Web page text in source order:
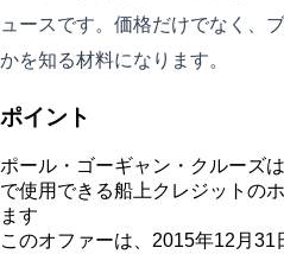
ュースです。価格だけでなく、
かを知る材料になります。
ポイント
ポール・ゴーギャン・クルーズ
で使用できる船上クレジットの
ます
このオファーは、2015年12月31